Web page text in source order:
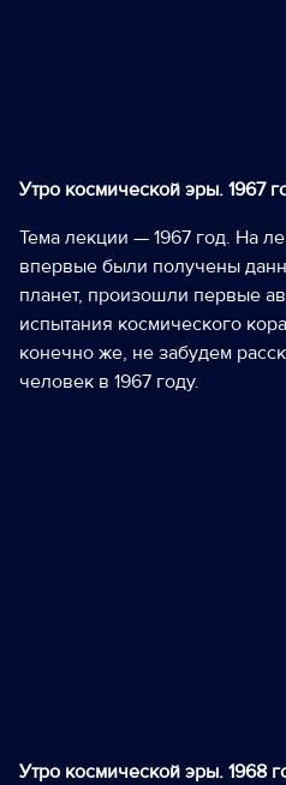
Утро космической эры. 1967
Тема лекции — 1967 год. На
впервые были получены
планет, произошли первые
испытания космического
конечно же, не забудем
человек в 1967 году.
Утро космической эры. 1968